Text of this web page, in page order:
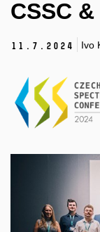
CSSC
11. 7. 2024 Ivo